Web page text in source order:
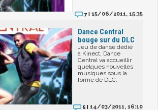
7 | 15/06/2011, 15:35
Dance Central
bouge sur du DLC
Jeu de danse dédié
à Kinect, Dance
Central va accueillir
quelques nouvelles
musiques sous la
forme de DLC.
5 | 14/03/2011, 16:10